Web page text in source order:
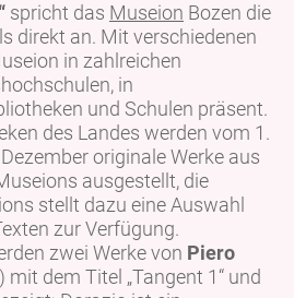
spricht das Museion Bozen die
direkt an. Mit verschiedenen
in zahlreichen
in
und Schulen präsent.
des Landes werden vom 1.
originale Werke aus
ausgestellt, die
stellt dazu eine Auswahl
zur Verfügung.
zwei Werke von Piero
mit dem Titel „Tangent 1“ und